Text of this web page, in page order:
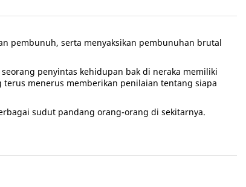
pembunuh, serta menyaksikan pembunuhan brutal
penyintas kehidupan bak di neraka memiliki
menerus memberikan penilaian tentang siapa
sudut pandang orang-orang di sekitarnya.